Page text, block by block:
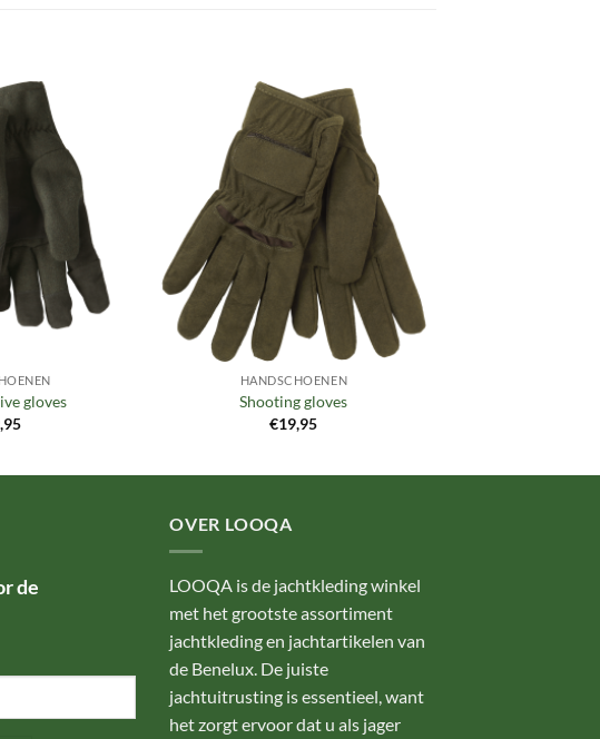
Toevoegen
aan
verlanglijst
gloves
Toevoegen
aan
verlanglijst
HANDSCHOENEN
Shooting gloves
€19,95
de
OVER LOOQA
LOOQA is de jachtkleding winkel
met het grootste assortiment
jachtkleding en jachtartikelen van
de Benelux. De juiste
jachtuitrusting is essentieel, want
het zorgt ervoor dat u als jager